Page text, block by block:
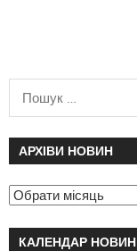
АРХІВИ НОВИН
КАЛЕНДАР НОВИН